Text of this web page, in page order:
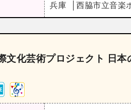
兵庫 西脇市立音楽
文化芸術プロジェクト 日本